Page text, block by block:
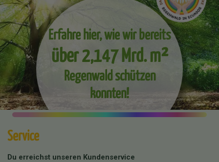
Erfahre hier, wie wir bereits
über 2,147 Mrd. m²
Regenwald schützen
konnten!
Service
Du erreichst unseren Kundenservice